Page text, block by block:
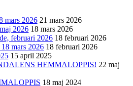
mars 2026 21 mars 2026
2026 18 mars 2026
februari 2026 18 februari 2026
mars 2026 18 februari 2026
15 april 2025
HEMMALOPPIS! 22 maj
18 maj 2024